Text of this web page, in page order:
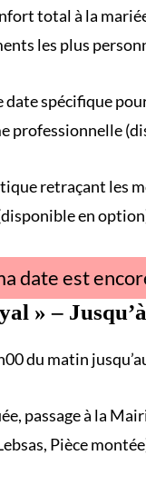
total à la
les plus
date spécifique
professionnelle
retraçant les
en
date est
» –
du matin
, passage à la
Pièce